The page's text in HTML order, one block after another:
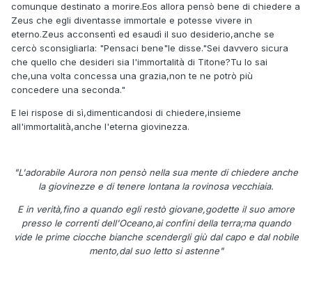
comunque destinato a morire.Eos allora pensò bene di chiedere a
Zeus che egli diventasse immortale e potesse vivere in
eterno.Zeus acconsentì ed esaudì il suo desiderio,anche se
cercò sconsigliarla: "Pensaci bene"le disse."Sei davvero sicura
che quello che desideri sia l'immortalità di Titone?Tu lo sai
che,una volta concessa una grazia,non te ne potrò più
concedere una seconda."
E lei rispose di sì,dimenticandosi di chiedere,insieme
all'immortalità,anche l'eterna giovinezza.
"L'adorabile Aurora non pensò nella sua mente di chiedere anche
la giovinezze e di tenere lontana la rovinosa vecchiaia.
E in verità,fino a quando egli restò giovane,godette il suo amore
presso le correnti dell'Oceano,ai confini della terra;ma quando
vide le prime ciocche bianche scendergli giù dal capo e dal nobile
mento,dal suo letto si astenne"